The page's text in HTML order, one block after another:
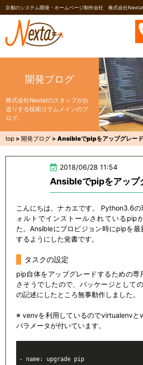
京都のシステム開発・ホームページ制作会社 株式会社Nextat
開発ブログ
株式会社Nextatのスタッフがお
送りする技術コラムメインのブ
ログ。
top >開発ブログ >Ansibleでpipをアップグレー
2018/06/28 11:54
Ansibleでpipをアップ
こんにちは、ナカエです。 Python3.6
ォルトでインストールされているpip
た。Ansibleにプロビジョン時にpipを最
するようにした覚書です。
タスクの設定
pip自体をアップグレードするための専
さそうでしたので、パッケージとして
の記述にしたところ無事動作しました。
※ venvを利用しているのでvirtualenvと
パラメータが付いています。
- name: upgrade pip